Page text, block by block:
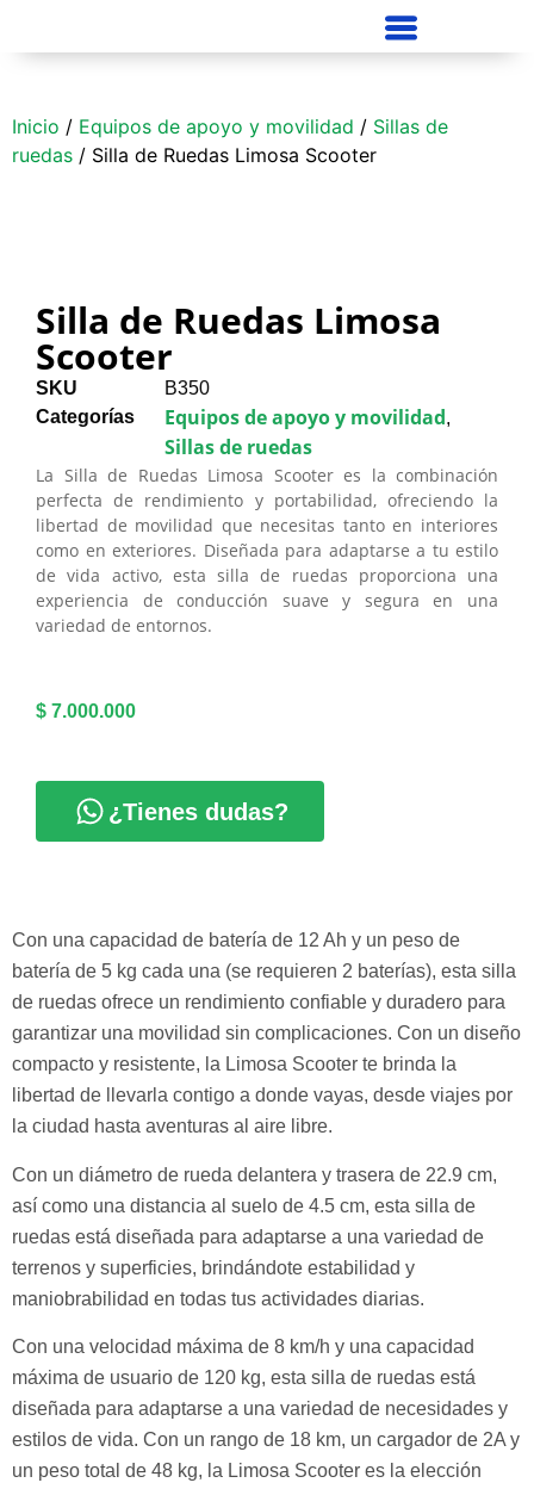
Inicio / Equipos de apoyo y movilidad / Sillas de
ruedas / Silla de Ruedas Limosa Scooter
Silla de Ruedas Limosa
Scooter
SKU
B350
Categorías
Equipos de apoyo y movilidad,
Sillas de ruedas
La Silla de Ruedas Limosa Scooter es la combinación
perfecta de rendimiento y portabilidad, ofreciendo la
libertad de movilidad que necesitas tanto en interiores
como en exteriores. Diseñada para adaptarse a tu estilo
de vida activo, esta silla de ruedas proporciona una
experiencia de conducción suave y segura en una
variedad de entornos.
$ 7.000.000
¿Tienes dudas?
Con una capacidad de batería de 12 Ah y un peso de
batería de 5 kg cada una (se requieren 2 baterías), esta silla
de ruedas ofrece un rendimiento confiable y duradero para
garantizar una movilidad sin complicaciones. Con un diseño
compacto y resistente, la Limosa Scooter te brinda la
libertad de llevarla contigo a donde vayas, desde viajes por
la ciudad hasta aventuras al aire libre.
Con un diámetro de rueda delantera y trasera de 22.9 cm,
así como una distancia al suelo de 4.5 cm, esta silla de
ruedas está diseñada para adaptarse a una variedad de
terrenos y superficies, brindándote estabilidad y
maniobrabilidad en todas tus actividades diarias.
Con una velocidad máxima de 8 km/h y una capacidad
máxima de usuario de 120 kg, esta silla de ruedas está
diseñada para adaptarse a una variedad de necesidades y
estilos de vida. Con un rango de 18 km, un cargador de 2A y
un peso total de 48 kg, la Limosa Scooter es la elección